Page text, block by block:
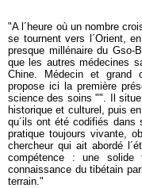
"A l´heure où un nombre
se tournent vers l´Orient,
presque millénaire du Gso-
que les autres médecines
Chine. Médecin et grand
propose ici la première
science des soins "". Il
historique et culturel, puis
qu´ils ont été codifiés dans
pratique toujours vivante,
chercheur qui ait abordé
compétence : une solide
connaissance du tibétain
terrain."